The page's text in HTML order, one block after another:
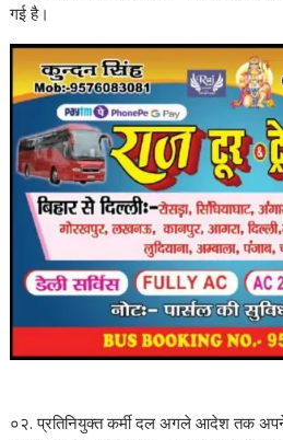
गई है।
०२. प्रतिनियुक्त कर्मी दल अगले आदेश तक